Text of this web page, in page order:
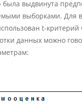
выдвинута
выборками. Для
t-
данных можно